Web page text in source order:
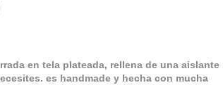
en tela plateada, rellena de una aislante
es handmade y hecha con mucha